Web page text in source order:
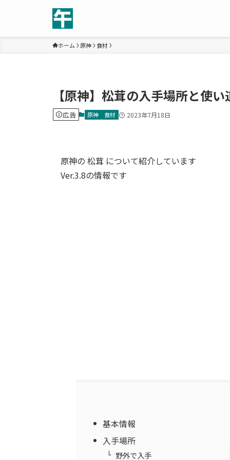
ホーム 原神 食材
【原神】松茸の入手場所と使い
広告 原神 食材 2023年7月18日
原神の 松茸 について紹介しています
Ver.3.8の情報です
基本情報
入手場所
野外で入手